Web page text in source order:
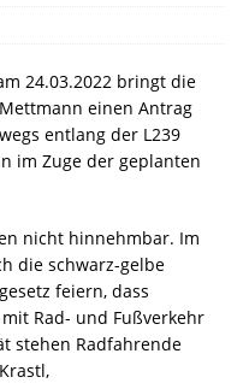
24.03.2022 bringt die
einen Antrag
entlang der L239
im Zuge der geplanten
nicht hinnehmbar. Im
die schwarz-gelbe
feiern, dass
Rad- und Fußverkehr
stehen Radfahrende